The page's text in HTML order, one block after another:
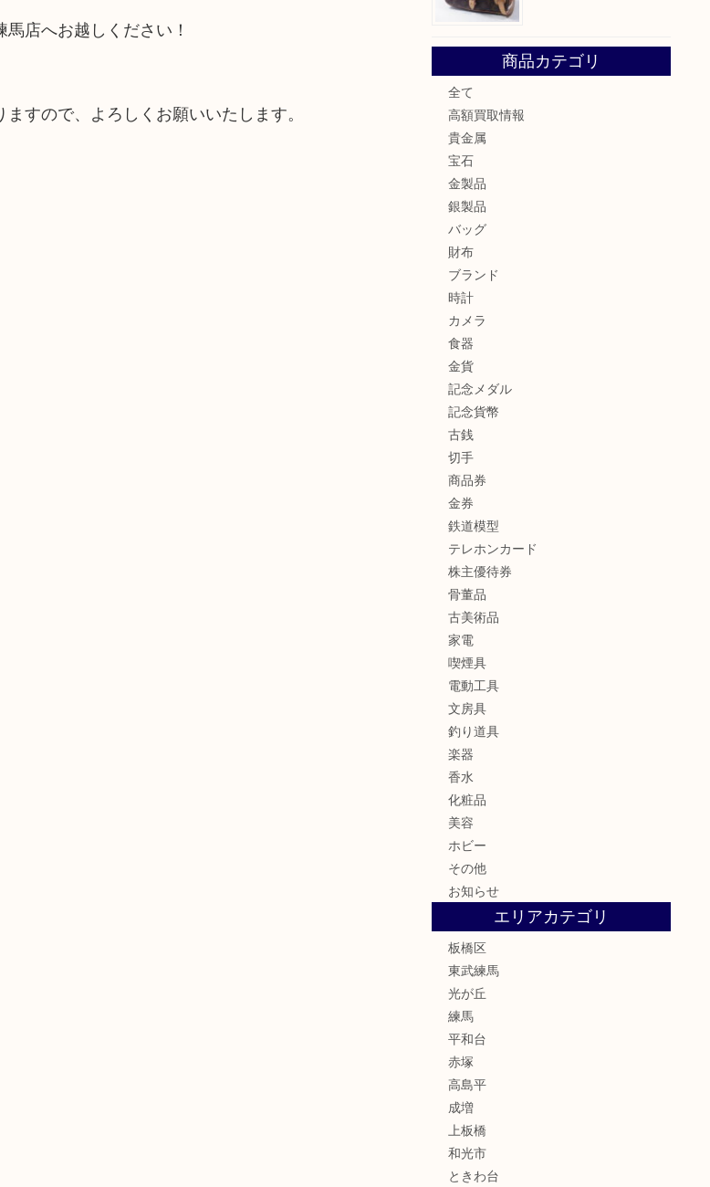
店へお越しください！
すので、よろしくお願いいたします。
商品カテゴリ
全て
高額買取情報
貴金属
宝石
金製品
銀製品
バッグ
財布
ブランド
時計
カメラ
食器
金貨
記念メダル
記念貨幣
古銭
切手
商品券
金券
鉄道模型
テレホンカード
株主優待券
骨董品
古美術品
家電
喫煙具
電動工具
文房具
釣り道具
楽器
香水
化粧品
美容
ホビー
その他
お知らせ
エリアカテゴリ
板橋区
東武練馬
光が丘
練馬
平和台
赤塚
高島平
成増
上板橋
和光市
ときわ台